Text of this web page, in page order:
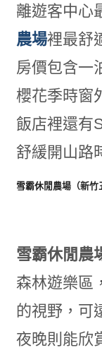
離遊客中心
農場裡最舒
房價包含一
櫻花季時窗
飯店裡還有
舒緩開山路
雪霸休閒農場（新竹
雪霸休閒農
森林遊樂區
的視野，可
夜晚則能欣